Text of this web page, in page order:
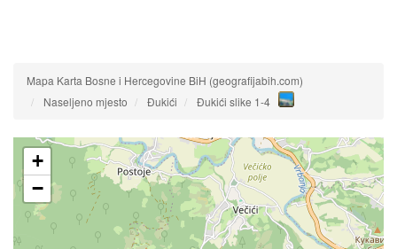
Mapa Karta Bosne i Hercegovine BiH (geografijabih.com)
Naseljeno mjesto
Đukići Đukići slike 1-4
+
−